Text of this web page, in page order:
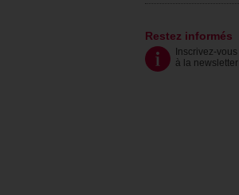
Restez informés
Inscrivez-vous
à la newsletter